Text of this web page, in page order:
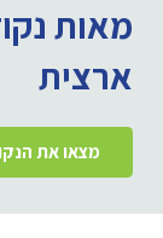
מאות
ארצית
מצאו את